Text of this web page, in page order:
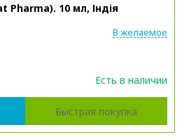
Pharma). 10 мл, Індія
В желаемое
Есть в наличии
Быстрая покупка